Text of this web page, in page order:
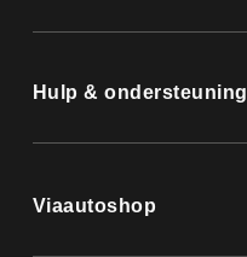
Hulp & ondersteuning
Viaautoshop